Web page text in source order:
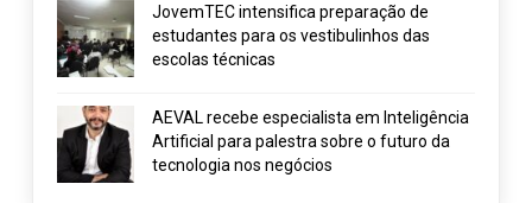
JovemTEC intensifica preparação de
estudantes para os vestibulinhos das
escolas técnicas
AEVAL recebe especialista em Inteligência
Artificial para palestra sobre o futuro da
tecnologia nos negócios